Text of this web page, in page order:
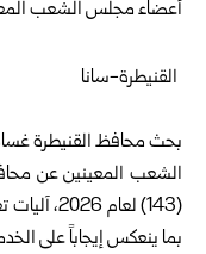
القنيطرة-سانا
بحث محافظ القنيطرة
الشعب المعينين عن
(143) لعام
بما ينعكس إيجاباً على